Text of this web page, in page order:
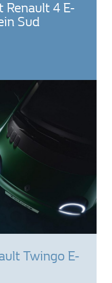
Renault 4 E-
Sud
Twingo E-